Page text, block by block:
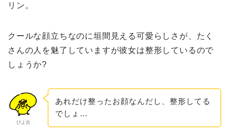
リン。
クールな顔立ちなのに垣間見える可愛らしさが、たく
さんの人を魅了していますが彼女は整形しているので
しょうか?
ぴよ吉
あれだけ整ったお顔なんだし、整形してる
でしょ…